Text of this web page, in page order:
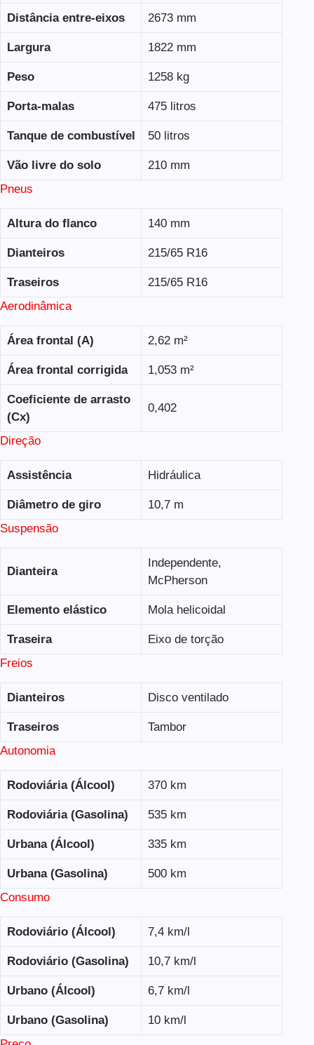
Distância entre-eixos 2673 mm
Largura 1822 mm
Peso 1258 kg
Porta-malas 475 litros
Tanque de combustível 50 litros
Vão livre do solo
210 mm
Pneus
Altura do flanco 140 mm
Dianteiros 215/65 R16
Traseiros
215/65 R16
Aerodinâmica
Área frontal (A) 2,62 m²
Área frontal corrigida 1,053 m²
Coeficiente de arrasto
(Cx)
0,402
Direção
Assistência Hidráulica
Diâmetro de giro
10,7 m
Suspensão
Dianteira
Independente,
McPherson
Elemento elástico Mola helicoidal
Traseira
Eixo de torção
Freios
Dianteiros Disco ventilado
Traseiros
Tambor
Autonomia
Rodoviária (Álcool) 370 km
Rodoviária (Gasolina) 535 km
Urbana (Álcool) 335 km
Urbana (Gasolina)
500 km
Consumo
Rodoviário (Álcool) 7,4 km/l
Rodoviário (Gasolina) 10,7 km/l
Urbano (Álcool) 6,7 km/l
Urbano (Gasolina)
10 km/l